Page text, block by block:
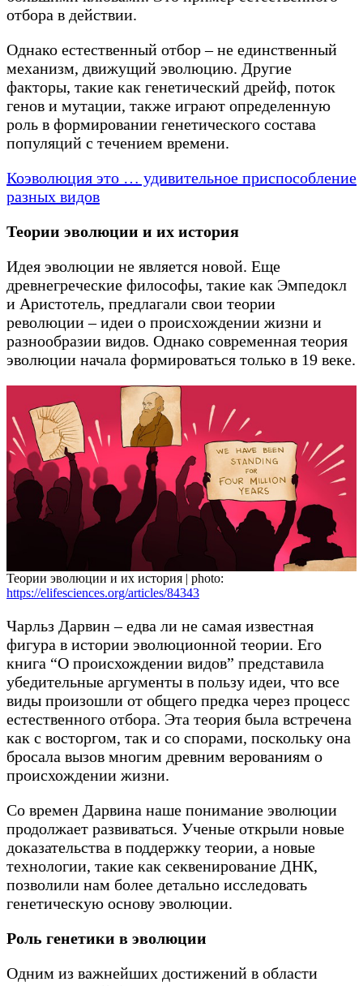
отбора в действии.
Однако естественный отбор – не единственный
механизм, движущий эволюцию. Другие
факторы, такие как генетический дрейф, поток
генов и мутации, также играют определенную
роль в формировании генетического состава
популяций с течением времени.
Коэволюция это … удивительное приспособление
разных видов
Теории эволюции и их история
Идея эволюции не является новой. Еще
древнегреческие философы, такие как Эмпедокл
и Аристотель, предлагали свои теории
революции – идеи о происхождении жизни и
разнообразии видов. Однако современная теория
эволюции начала формироваться только в 19 веке.
Теории эволюции и их история | photo:
https://elifesciences.org/articles/84343
Чарльз Дарвин – едва ли не самая известная
фигура в истории эволюционной теории. Его
книга “О происхождении видов” представила
убедительные аргументы в пользу идеи, что все
виды произошли от общего предка через процесс
естественного отбора. Эта теория была встречена
как с восторгом, так и со спорами, поскольку она
бросала вызов многим древним верованиям о
происхождении жизни.
Со времен Дарвина наше понимание эволюции
продолжает развиваться. Ученые открыли новые
доказательства в поддержку теории, а новые
технологии, такие как секвенирование ДНК,
позволили нам более детально исследовать
генетическую основу эволюции.
Роль генетики в эволюции
Одним из важнейших достижений в области